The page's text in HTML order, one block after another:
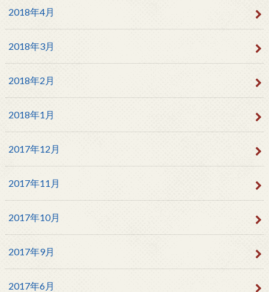
2018年4月
2018年3月
2018年2月
2018年1月
2017年12月
2017年11月
2017年10月
2017年9月
2017年6月